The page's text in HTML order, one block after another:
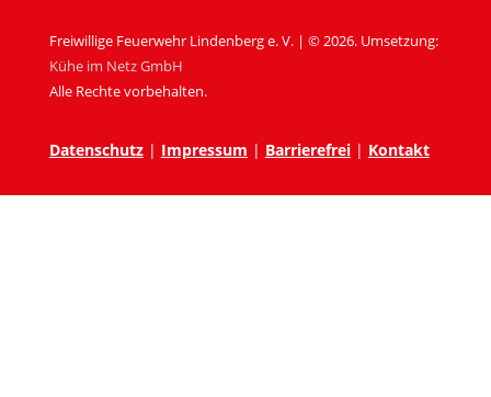
Freiwillige Feuerwehr Lindenberg e. V. | © 2026. Umsetzung:
Kühe im Netz GmbH
Alle Rechte vorbehalten.
Datenschutz | Impressum | Barrierefrei| Kontakt